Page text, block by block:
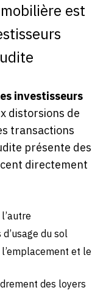
est
investisseurs
distorsions de
transactions
présente des
directement
du sol
et le
des loyers